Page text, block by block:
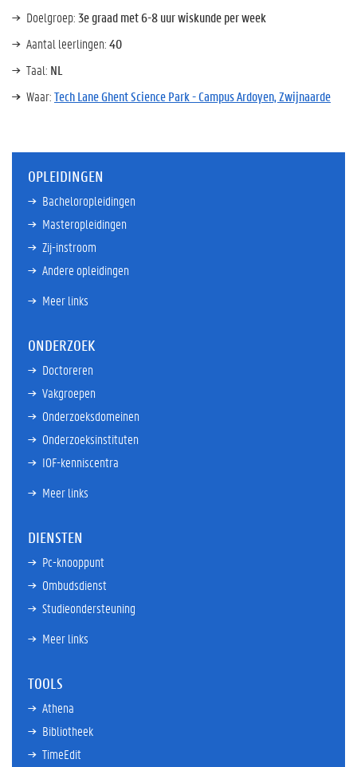
Doelgroep:3e graad met 6-8 uur wiskunde per week
Aantal leerlingen:40
Taal: NL
Waar:Tech Lane Ghent Science Park - Campus Ardoyen, Zwijnaarde
OPLEIDINGEN
Bacheloropleidingen
Masteropleidingen
Zij-instroom
Andere opleidingen
Meer links
ONDERZOEK
Doctoreren
Vakgroepen
Onderzoeksdomeinen
Onderzoeksinstituten
IOF-kenniscentra
Meer links
DIENSTEN
Pc-knooppunt
Ombudsdienst
Studieondersteuning
Meer links
TOOLS
Athena
Bibliotheek
TimeEdit